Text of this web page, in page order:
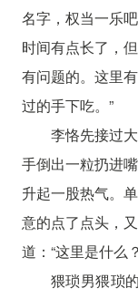
名字，权当一乐
时间有点长了，
有问题的。这里
过的手下吃。”
李恪先接过
手倒出一粒扔进
升起一股热气。
意的点了点头，
道：“这里是什么
猥琐男猥琐